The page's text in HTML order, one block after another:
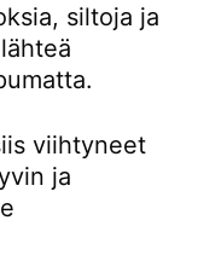
siltoja ja
viihtyneet
ja